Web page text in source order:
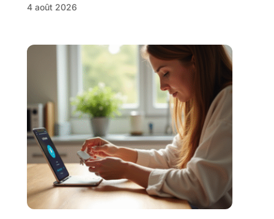
4 août 2026